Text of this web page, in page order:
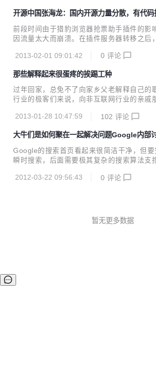
开源中国张海龙：国内开源力量分散，有代码
的需求
前段时间由于猎豹浏览器抢票助手插件的影
因流量太大而崩溃。在插件服务器转移之后
的网站被墙，还引起青年导师李开复的极力
放。 在GitHub被墙事件之后，雷锋网了解到
GitHub的代码托管网站，他就是开源中国社
网就此对他进行访谈，希望从一个开源社区
张海龙很真诚，“比较直肠子”。他在美国大
2013-02-01 09:01:42 0 评论
那些解释起来很蛋疼的挨踢工种
过年回家，总免不了向家乡父老解释自己的
行业的极客们来说，向非互联网行业的亲戚
前我在极客公园微博上发起了一个讨论，让
在把它们整理出来，以飨读者。 我是做网站
友心中，互联网也许就等同于网站，所以说
的”，也许是最简单有效的解决方案： @我
着要怎么解释前端工程师的时候，最后说
2013-01-28 10:47:59 102 评论
大牛们是如何聚在一起解决问题Google内部
Google的搜索首页看起来很简洁干净，但要
瞬时搜索，后面需要极其复杂的搜索算法支
官方发布一则每周的搜索算法讨论例会视频
结果证明，即使是很小的变化也会给系统带
2012-03-22 09:56:43 0 评论
暂无更多数据